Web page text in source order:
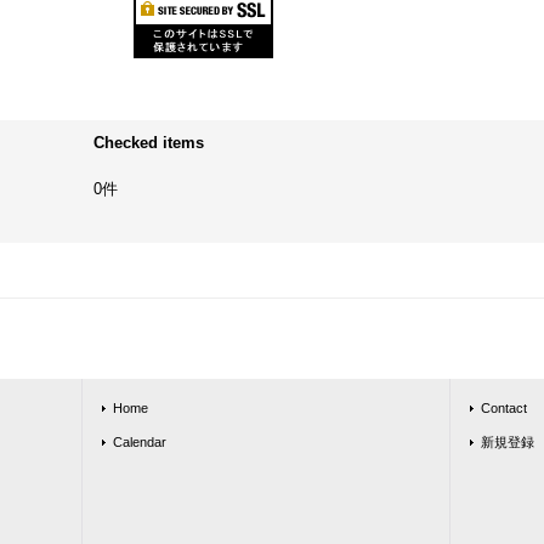
Checked items
0件
Home
Calendar
Contact
新規登録